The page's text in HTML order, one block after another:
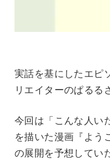
実話を基にしたエピ
リエイターのぱるる
今回は「こんな人い
を描いた漫画『よう
の展開を予想してい